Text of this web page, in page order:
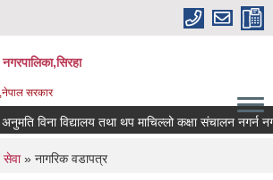
सरकार
विना विद्यालय तथा थप माचिल्लो कक्षा संचालन नगर्न
» नागरिक वडापत्र